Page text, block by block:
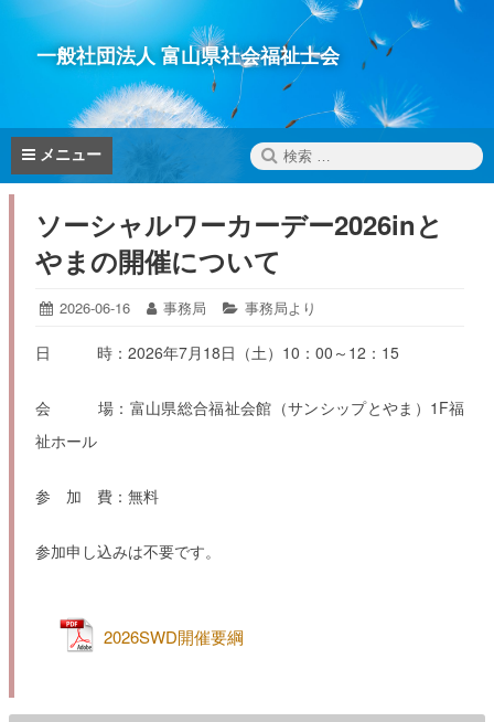
コ
へ
ス
キ
メニュー
検
索:
一般社団法人 富山県社会福祉士会
ソーシャルワーカーデー2026inと
やまの開催について
投
2026-06-162026-
22
投
者:
事務局
カ
ゴ
事務局より
日 時：2026年7月18日（土）10：00～12：15
会 場：富山県総合福祉会館（サンシップとやま）1F福
祉ホール
参 加 費：無料
参加申し込みは不要です。
2026SWD開催要綱